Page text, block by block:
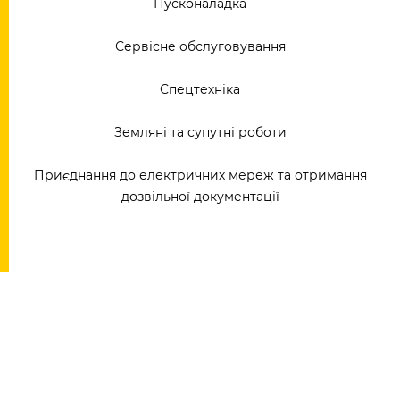
Пусконаладка
Сервісне обслуговування
Спецтехніка
Земляні та супутні роботи
Приєднання до електричних мереж та отримання
дозвільної документації